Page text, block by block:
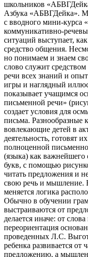
школьников
Азбука «АБВГДейка».
с вводного мини-
коммуникативно-
ситуаций выступает,
средство общения.
но понимаем и знаем
слово служит
речи всех знаний и
игры и наглядный
показывает учащимся
письменной речи»
создает условия для
письма. Разнообразные
вовлекающие детей в
деятельность, готовят
полноценной
(языка) как важнейшего
букв, с помощью
читать предложения и
свою речь и мышление.
меняется логика
Обычно в обучении
выстраиваются от
делается иначе: от
переориентация
проведенных Л.С.
ребенка развивается от
предложению, а